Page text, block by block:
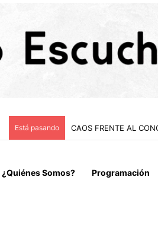
Está pasando CHILE Y VENEZUELA
¿Quiénes Somos? Programación